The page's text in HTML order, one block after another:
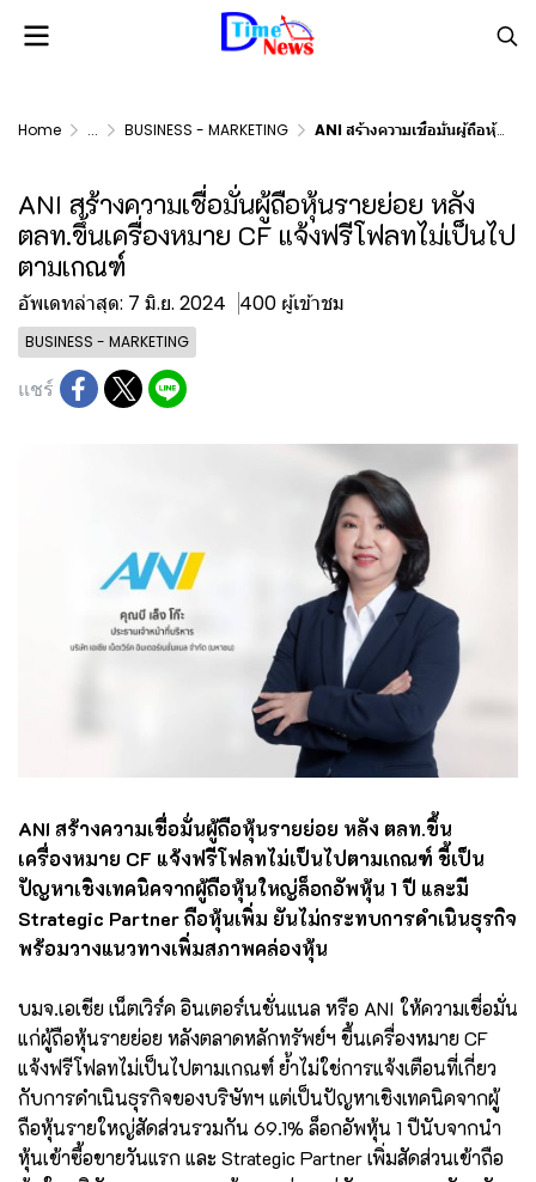
Home ... BUSINESS - MARKETING ANI สร้างความเชื่อมั่นผู้ถือหุ้นรายย่อย หลัง ตลท.ขึ้นเครื่องหมาย CF แจ้งฟรีโฟลทไม่เป็นไปตามเกณฑ์
ANI สร้างความเชื่อมั่นผู้ถือหุ้นรายย่อย หลัง
ตลท.ขึ้นเครื่องหมาย CF แจ้งฟรีโฟลทไม่เป็นไป
ตามเกณฑ์
อัพเดทล่าสุด: 7 มิ.ย. 2024 400 ผู้เข้าชม
BUSINESS - MARKETING
แชร์
ANI สร้างความเชื่อมั่นผู้ถือหุ้นรายย่อย หลัง ตลท.ขึ้น
เครื่องหมาย CF แจ้งฟรีโฟลทไม่เป็นไปตามเกณฑ์ ชี้เป็น
ปัญหาเชิงเทคนิคจากผู้ถือหุ้นใหญ่ล็อกอัพหุ้น 1 ปี และมี
Strategic Partner ถือหุ้นเพิ่ม ยันไม่กระทบการดำเนินธุรกิจ
พร้อมวางแนวทางเพิ่มสภาพคล่องหุ้น
บมจ.เอเชีย เน็ตเวิร์ค อินเตอร์เนชั่นแนล หรือ ANI ให้ความเชื่อมั่น
แก่ผู้ถือหุ้นรายย่อย หลังตลาดหลักทรัพย์ฯ ขึ้นเครื่องหมาย CF
แจ้งฟรีโฟลทไม่เป็นไปตามเกณฑ์ ย้ำไม่ใช่การแจ้งเตือนที่เกี่ยว
กับการดำเนินธุรกิจของบริษัทฯ แต่เป็นปัญหาเชิงเทคนิคจากผู้
ถือหุ้นรายใหญ่สัดส่วนรวมกัน 69.1% ล็อกอัพหุ้น 1 ปีนับจากนำ
หุ้นเข้าซื้อขายวันแรก และ Strategic Partner เพิ่มสัดส่วนเข้าถือ